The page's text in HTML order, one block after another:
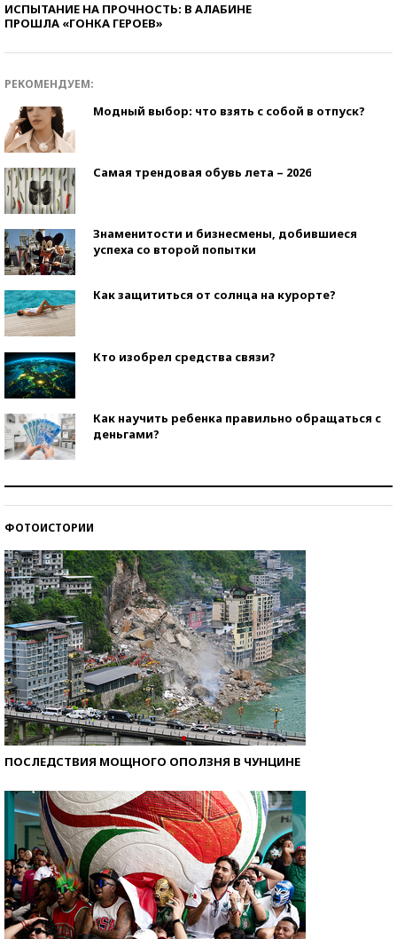
ИСПЫТАНИЕ НА ПРОЧНОСТЬ: В АЛАБИНЕ
ПРОШЛА «ГОНКА ГЕРОЕВ»
РЕКОМЕНДУЕМ:
Модный выбор: что взять с собой в отпуск?
Самая трендовая обувь лета – 2026
Знаменитости и бизнесмены, добившиеся
успеха со второй попытки
Как защититься от солнца на курорте?
Кто изобрел средства связи?
Как научить ребенка правильно обращаться с
деньгами?
ФОТОИСТОРИИ
ПОСЛЕДСТВИЯ МОЩНОГО ОПОЛЗНЯ В ЧУНЦИНЕ